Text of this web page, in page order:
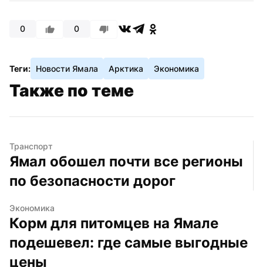
0 0
Теги: Новости Ямала Арктика Экономика
Также по теме
Транспорт
Ямал обошел почти все регионы
по безопасности дорог
Экономика
Корм для питомцев на Ямале
подешевел: где самые выгодные
цены